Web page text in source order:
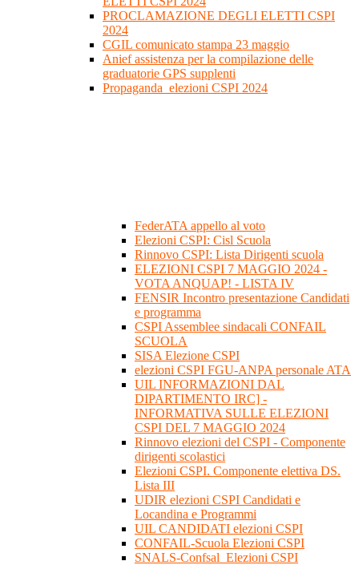
PROCLAMAZIONE DEGLI ELETTI CSPI
2024
CGIL comunicato stampa 23 maggio
Anief assistenza per la compilazione delle
graduatorie GPS supplenti
Propaganda_elezioni CSPI 2024
FederATA appello al voto
Elezioni CSPI: Cisl Scuola
Rinnovo CSPI: Lista Dirigenti scuola
ELEZIONI CSPI 7 MAGGIO 2024 -
VOTA ANQUAP! - LISTA IV
FENSIR Incontro presentazione Candidati
e programma
CSPI Assemblee sindacali CONFAIL
SCUOLA
SISA Elezione CSPI
elezioni CSPI FGU-ANPA personale ATA
UIL INFORMAZIONI DAL
DIPARTIMENTO IRC] -
INFORMATIVA SULLE ELEZIONI
CSPI DEL 7 MAGGIO 2024
Rinnovo elezioni del CSPI - Componente
dirigenti scolastici
Elezioni CSPI. Componente elettiva DS.
Lista III
UDIR elezioni CSPI Candidati e
Locandina e Programmi
UIL CANDIDATI elezioni CSPI
CONFAIL-Scuola Elezioni CSPI
SNALS-Confsal_Elezioni CSPI